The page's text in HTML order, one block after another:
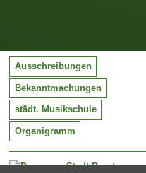
Stadt Barntrup
Ausschreibungen
Bekanntmachungen
städt. Musikschule
Organigramm